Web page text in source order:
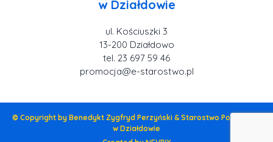
ul. Kościuszki 3
tel. 23 697 59 46
promocja@e-starostwo.pl
© Copyright by Benedykt Zygfryd Perzyński & Starostwo Powiatowe
w Działdowie